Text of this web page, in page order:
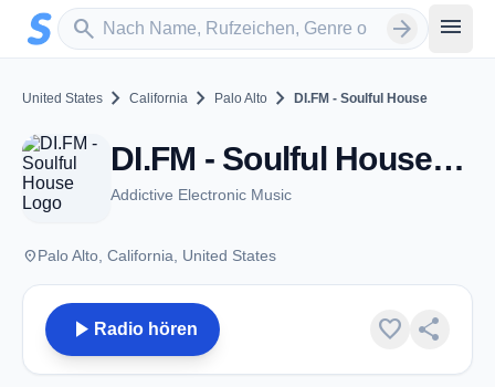
Zum Hauptinhalt springen
search
Sender suchen arrow_forward menu
United States chevron_right California chevron_right Palo Alto chevron_right DI.FM - Soulful House
DI.FM - Soulful House - Palo Alto, CA
Addictive Electronic Music
placePalo Alto, California, United States
play_arrow Radio hören favorite share